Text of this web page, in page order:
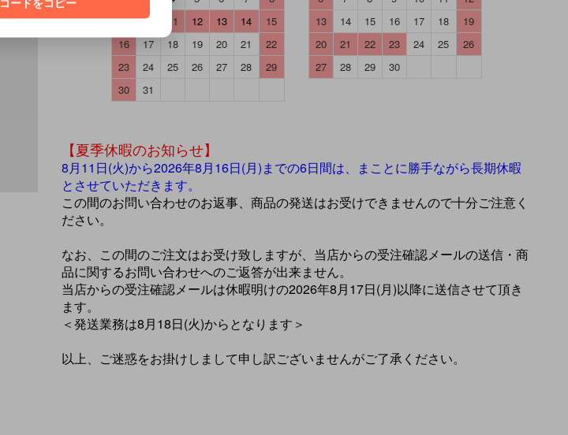
9
10 11 12 13 14
15
16
17 18 19 20 21
22
23
24 25 26 27 28
29
30
31
13
14 15 16 17 18
19
20
21 22 23 24 25
26
27
28 29 30
【夏季休暇のお知らせ】
8月11日(火)から2026年8月16日(月)までの6日間は、まことに勝手ながら長期休暇
とさせていただきます。
この間のお問い合わせのお返事、商品の発送はお受けできませんので十分ご注意く
ださい。
なお、この間のご注文はお受け致しますが、当店からの受注確認メールの送信・商
品に関するお問い合わせへのご返答が出来ません。
当店からの受注確認メールは休暇明けの2026年8月17日(月)以降に送信させて頂き
ます。
＜発送業務は8月18日(火)からとなります＞
以上、ご迷惑をお掛けしまして申し訳ございませんがご了承ください。